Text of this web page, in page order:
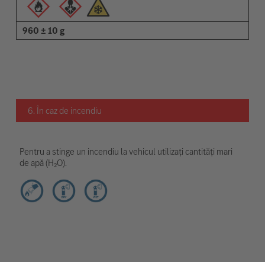
960 ± 10 g
6. În caz de incendiu
Pentru a stinge un incendiu la vehicul utilizați cantități mari
de apă (H₂O).